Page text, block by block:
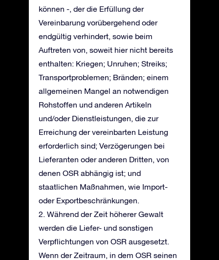
können -, der die Erfüllung der
Vereinbarung vorübergehend oder
endgültig verhindert, sowie beim
Auftreten von, soweit hier nicht bereits
enthalten: Kriegen; Unruhen; Streiks;
Transportproblemen; Bränden; einem
allgemeinen Mangel an notwendigen
Rohstoffen und anderen Artikeln
und/oder Dienstleistungen, die zur
Erreichung der vereinbarten Leistung
erforderlich sind; Verzögerungen bei
Lieferanten oder anderen Dritten, von
denen OSR abhängig ist; und
staatlichen Maßnahmen, wie Import-
oder Exportbeschränkungen.
2. Während der Zeit höherer Gewalt
werden die Liefer- und sonstigen
Verpflichtungen von OSR ausgesetzt.
Wenn der Zeitraum, in dem OSR seinen